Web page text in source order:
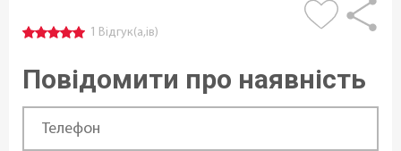
1 Відгук(а,ів)
Повідомити про наявність